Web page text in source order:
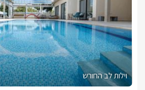
וילות לב החורש